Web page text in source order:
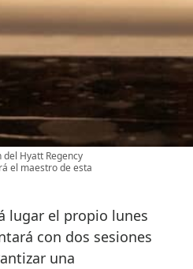
Hyatt Regency
el maestro de esta
lugar el propio lunes
con dos sesiones
una